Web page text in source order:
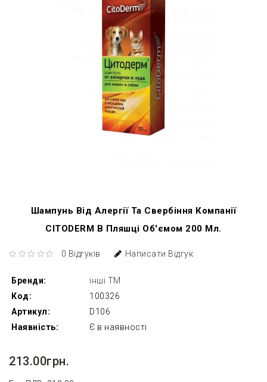
Шампунь Від Алергії Та Свербіння Компанії
CITODERM В Пляшці Об'ємом 200 Мл.
0 Відгуків Написати Відгук
Бренди:
інші ТМ
Код:
100326
Артикул:
D106
Наявність:
Є в наявності
213.00грн.